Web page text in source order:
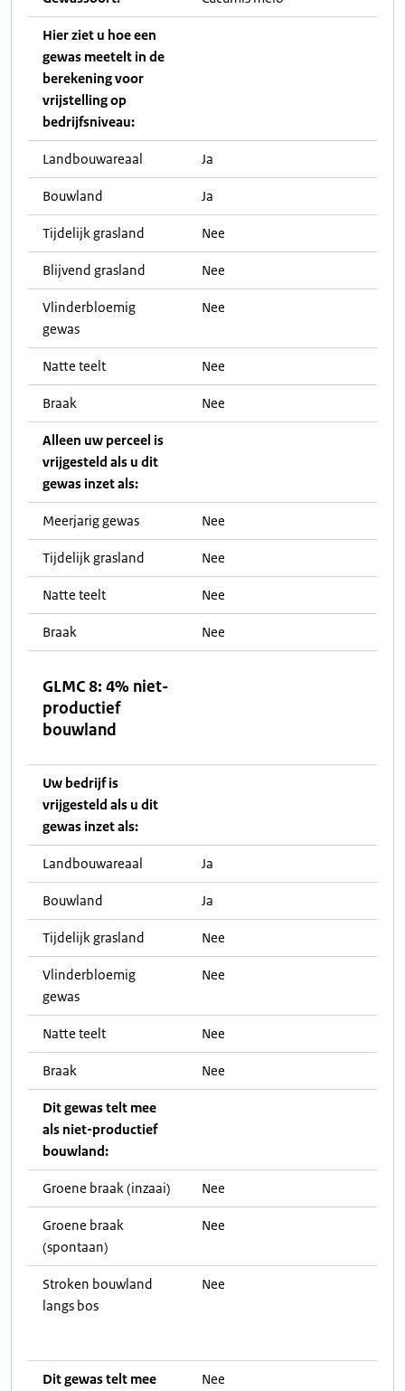
Hier ziet u hoe een
gewas meetelt in de
berekening voor
vrijstelling op
bedrijfsniveau:
Landbouwareaal Ja
Bouwland Ja
Tijdelijk grasland Nee
Blijvend grasland Nee
Vlinderbloemig
gewas
Nee
Natte teelt Nee
Braak Nee
Alleen uw perceel is
vrijgesteld als u dit
gewas inzet als:
Meerjarig gewas Nee
Tijdelijk grasland Nee
Natte teelt Nee
Braak Nee
GLMC 8: 4% niet-
productief
bouwland
Uw bedrijf is
vrijgesteld als u dit
gewas inzet als:
Landbouwareaal Ja
Bouwland Ja
Tijdelijk grasland Nee
Vlinderbloemig
gewas
Nee
Natte teelt Nee
Braak Nee
Dit gewas telt mee
als niet-productief
bouwland:
Groene braak (inzaai) Nee
Groene braak
(spontaan)
Nee
Stroken bouwland
langs bos
Nee
Dit gewas telt mee
Nee